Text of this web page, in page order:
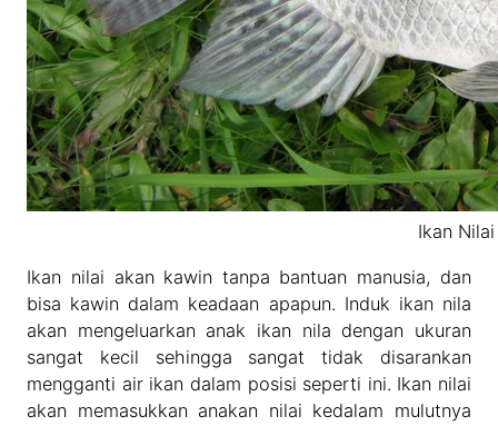
Ikan
Ikan nilai akan kawin tanpa bantuan manusia, dan
bisa kawin dalam keadaan apapun. Induk ikan nila
akan mengeluarkan anak ikan nila dengan ukuran
sangat kecil sehingga sangat tidak disarankan
mengganti air ikan dalam posisi seperti ini. Ikan nilai
akan memasukkan anakan nilai kedalam mulutnya